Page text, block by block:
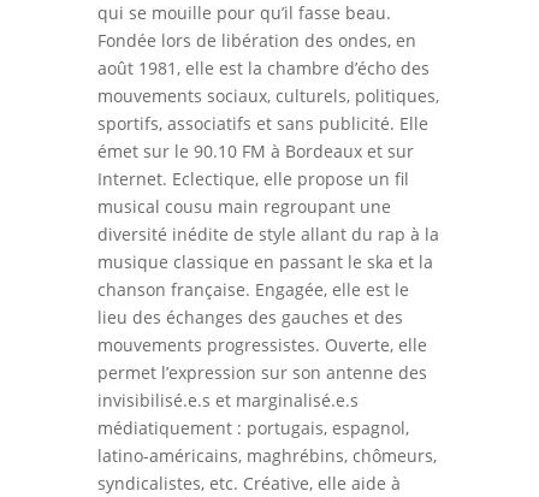
qui se mouille pour qu’il fasse beau.
Fondée lors de libération des ondes, en
août 1981, elle est la chambre d’écho des
mouvements sociaux, culturels, politiques,
sportifs, associatifs et sans publicité. Elle
émet sur le 90.10 FM à Bordeaux et sur
Internet. Eclectique, elle propose un fil
musical cousu main regroupant une
diversité inédite de style allant du rap à la
musique classique en passant le ska et la
chanson française. Engagée, elle est le
lieu des échanges des gauches et des
mouvements progressistes. Ouverte, elle
permet l’expression sur son antenne des
invisibilisé.e.s et marginalisé.e.s
médiatiquement : portugais, espagnol,
latino-américains, maghrébins, chômeurs,
syndicalistes, etc. Créative, elle aide à